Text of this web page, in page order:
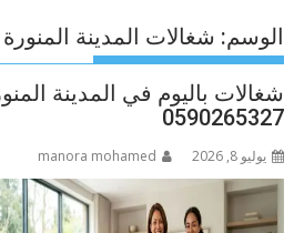
الوسم: شغالات المدينة المنورة
شغالات باليوم في المدينة
0590265327
يوليو 8, 2026 manora mohamed